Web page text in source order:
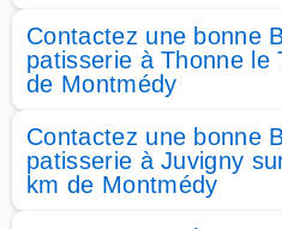
Contactez une bonne
patisserie à Thonne le
de Montmédy
Contactez une bonne
patisserie à Juvigny
km de Montmédy